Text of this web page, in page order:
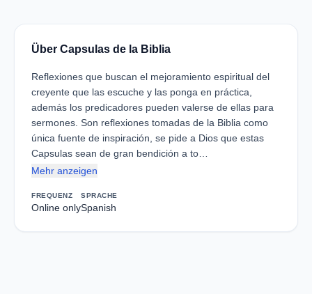
Über Capsulas de la Biblia
Reflexiones que buscan el mejoramiento espiritual del
creyente que las escuche y las ponga en práctica,
además los predicadores pueden valerse de ellas para
sermones. Son reflexiones tomadas de la Biblia como
única fuente de inspiración, se pide a Dios que estas
Capsulas sean de gran bendición a to…
Mehr anzeigen
FREQUENZ
Online only
SPRACHE
Spanish